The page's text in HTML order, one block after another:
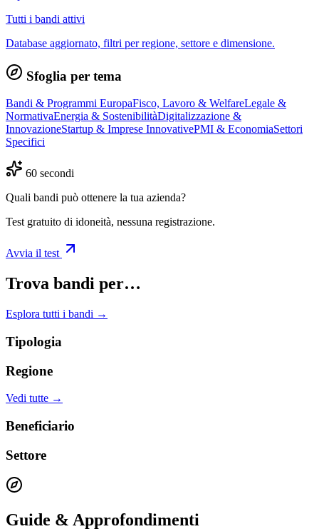
Tutti i bandi attivi
Database aggiornato, filtri per regione, settore e dimensione.
Sfoglia per tema
Bandi & Programmi EuropaFisco, Lavoro & WelfareLegale &
NormativaEnergia & SostenibilitàDigitalizzazione &
InnovazioneStartup & Imprese InnovativePMI & EconomiaSettori
Specifici
60 secondi
Quali bandi può ottenere la tua azienda?
Test gratuito di idoneità, nessuna registrazione.
Avvia il test
Trova bandi per…
Esplora tutti i bandi →
Tipologia
Regione
Vedi tutte →
Beneficiario
Settore
Guide & Approfondimenti